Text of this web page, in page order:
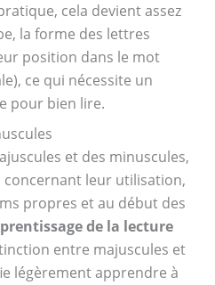
cela devient assez
la forme des lettres
position dans le mot
ce qui nécessite un
pour bien lire.
et des minuscules,
concernant leur utilisation,
propres et au début des
de la lecture
entre majuscules et
légèrement apprendre à